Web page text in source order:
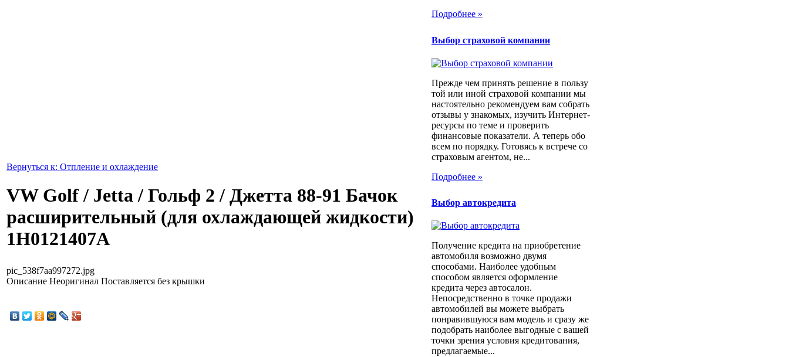
Вернуться к: Отпление и охлаждение
VW Golf / Jetta / Гольф 2 / Джетта 88-91 Бачок
расширительный (для охлаждающей жидкости)
1H0121407A
pic_538f7aa997272.jpg
Описание Неоригинал Поставляется без крышки
Подробнее »
Выбор страховой компании
Прежде чем принять решение в пользу
той или иной страховой компании мы
настоятельно рекомендуем вам собрать
отзывы у знакомых, изучить Интернет-
ресурсы по теме и проверить
финансовые показатели. А теперь обо
всем по порядку. Готовясь к встрече со
страховым агентом, не...
Подробнее »
Выбор автокредита
Получение кредита на приобретение
автомобиля возможно двумя
способами. Наиболее удобным
способом является оформление
кредита через автосалон.
Непосредственно в точке продажи
автомобилей вы можете выбрать
понравившуюся вам модель и сразу же
подобрать наиболее выгодные с вашей
точки зрения условия кредитования,
предлагаемые...